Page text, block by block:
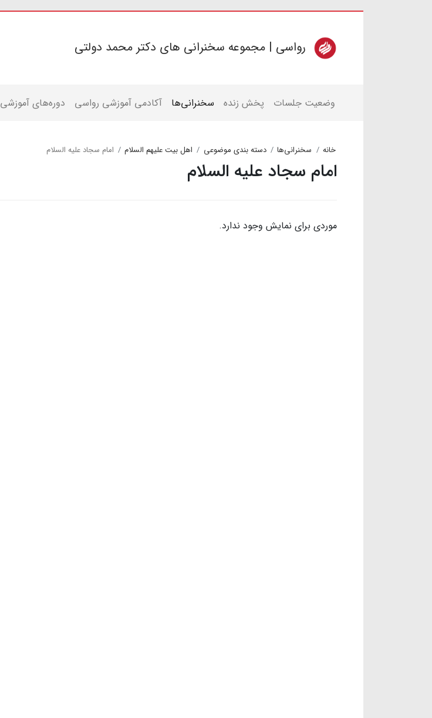
رواسی | مجموعه سخنرانی های دکتر محمد دولتی
وضعیت جلسات پخش زنده سخنرانی‌ها آکادمی آموزشی رواسی دوره‌های آموزشی
خانه سخنرانی‌ها دسته بندی موضوعی اهل بیت علیهم السلام امام سجاد علیه السلام
امام سجاد علیه السلام
موردی برای نمایش وجود ندارد.